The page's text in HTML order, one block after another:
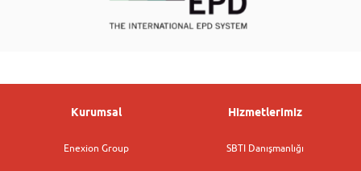
Kurumsal
Enexion Group
Hizmetlerimiz
SBTI Danışmanlığı